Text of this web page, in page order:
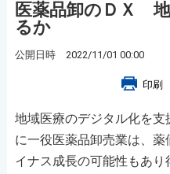
医薬品卸のＤＸ
るか
公開日時 2022/11/01 00:00
印刷
地域医療のデジタル化を支
に一役医薬品卸売業は、
イナス成長の可能性もあ